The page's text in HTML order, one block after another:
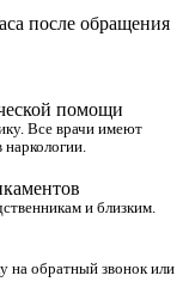
после обращения
помощи
Все врачи имеют
и близким.
на обратный звонок или